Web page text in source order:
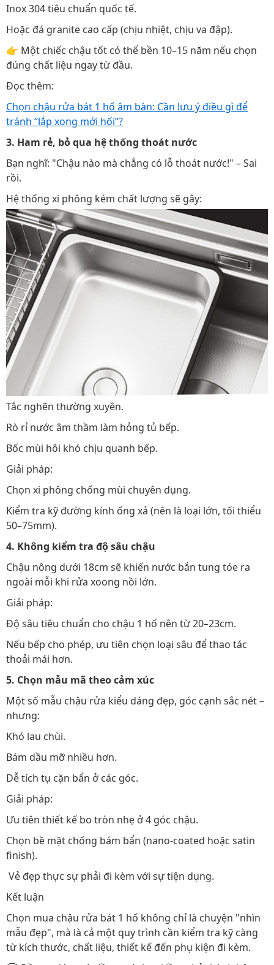
Inox 304 tiêu chuẩn quốc tế.
Hoặc đá granite cao cấp (chịu nhiệt, chịu va đập).
👉 Một chiếc chậu tốt có thể bền 10–15 năm nếu chọn
đúng chất liệu ngay từ đầu.
Đọc thêm:
Chọn chậu rửa bát 1 hố âm bàn: Cần lưu ý điều gì để
tránh “lắp xong mới hối”?
3. Ham rẻ, bỏ qua hệ thống thoát nước
Bạn nghĩ: "Chậu nào mà chẳng có lỗ thoát nước!" – Sai
rồi.
Hệ thống xi phông kém chất lượng sẽ gây:
Tắc nghẽn thường xuyên.
Rò rỉ nước âm thầm làm hỏng tủ bếp.
Bốc mùi hôi khó chịu quanh bếp.
Giải pháp:
Chọn xi phông chống mùi chuyên dụng.
Kiểm tra kỹ đường kính ống xả (nên là loại lớn, tối thiểu
50–75mm).
4. Không kiểm tra độ sâu chậu
Chậu nông dưới 18cm sẽ khiến nước bắn tung tóe ra
ngoài mỗi khi rửa xoong nồi lớn.
Giải pháp:
Độ sâu tiêu chuẩn cho chậu 1 hố nên từ 20–23cm.
Nếu bếp cho phép, ưu tiên chọn loại sâu để thao tác
thoải mái hơn.
5. Chọn mẫu mã theo cảm xúc
Một số mẫu chậu rửa kiểu dáng đẹp, góc cạnh sắc nét –
nhưng:
Khó lau chùi.
Bám dầu mỡ nhiều hơn.
Dễ tích tụ cặn bẩn ở các góc.
Giải pháp:
Ưu tiên thiết kế bo tròn nhẹ ở 4 góc chậu.
Chọn bề mặt chống bám bẩn (nano-coated hoặc satin
finish).
Vẻ đẹp thực sự phải đi kèm với sự tiện dụng.
Kết luận
Chọn mua chậu rửa bát 1 hố không chỉ là chuyện "nhìn
mẫu đẹp", mà là cả một quy trình cần kiểm tra kỹ càng
từ kích thước, chất liệu, thiết kế đến phụ kiện đi kèm.